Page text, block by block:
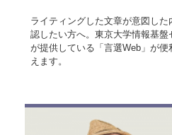
ライティングした文章が意図し
認したい方へ。東京大学情報基盤
が提供している「言選Web」が
えます。